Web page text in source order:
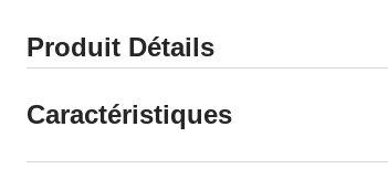
Produit Détails
Caractéristiques